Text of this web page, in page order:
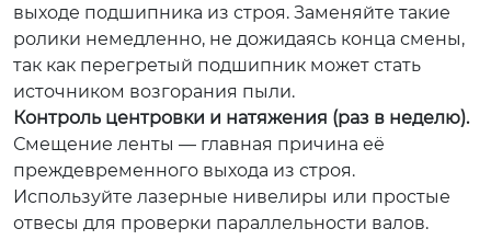
выходе подшипника из строя. Заменяйте такие
ролики немедленно, не дожидаясь конца смены,
так как перегретый подшипник может стать
источником возгорания пыли.
Контроль центровки и натяжения (раз в неделю).
Смещение ленты — главная причина её
преждевременного выхода из строя.
Используйте лазерные нивелиры или простые
отвесы для проверки параллельности валов.